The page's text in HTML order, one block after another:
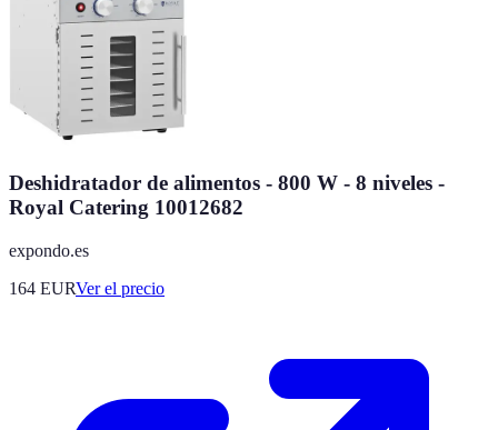
Deshidratador de alimentos - 800 W - 8 niveles -
Royal Catering 10012682
expondo.es
164 EURVer el precio